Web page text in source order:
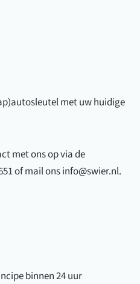
met uw huidige
met ons op via de
of mail ons info@swier.nl.
binnen 24 uur